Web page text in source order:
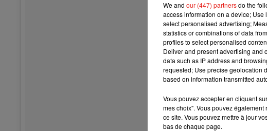
We and our (447) partnersdo the
access information on a device;
select personalised advertising;
statistics or combinations of data
profiles to select personalised
Deliver and present advertising and
data such as IP address and
requested; Use precise geolocation
based on information transmitted
Vous pouvez accepter en cliquant
mes choix". Vous pouvez
ce site. Vous pouvez mettre à jour
bas de chaque page.